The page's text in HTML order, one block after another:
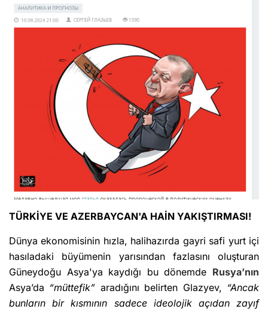
TÜRKİYE VE AZERBAYCAN'A HAİN YAKIŞTIRMASI!
Dünya ekonomisinin hızla, halihazırda gayri safi yurt içi
hasıladaki büyümenin yarısından fazlasını oluşturan
Güneydoğu Asya'ya kaydığı bu dönemde Rusya’nın
Asya’da “müttefik” aradığını belirten Glazyev, “Ancak
bunların bir kısmının sadece ideolojik açıdan zayıf